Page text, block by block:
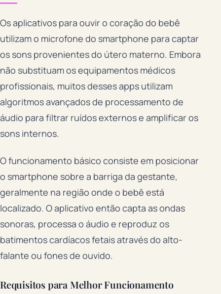
Os aplicativos para ouvir o coração do bebê
utilizam o microfone do smartphone para captar
os sons provenientes do útero materno. Embora
não substituam os equipamentos médicos
profissionais, muitos desses apps utilizam
algoritmos avançados de processamento de
áudio para filtrar ruídos externos e amplificar os
sons internos.
O funcionamento básico consiste em posicionar
o smartphone sobre a barriga da gestante,
geralmente na região onde o bebê está
localizado. O aplicativo então capta as ondas
sonoras, processa o áudio e reproduz os
batimentos cardíacos fetais através do alto-
falante ou fones de ouvido.
Requisitos para Melhor Funcionamento